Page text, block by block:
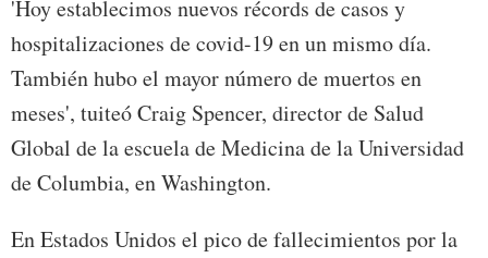
'Hoy establecimos nuevos récords de casos y
hospitalizaciones de covid-19 en un mismo día.
También hubo el mayor número de muertos en
meses', tuiteó Craig Spencer, director de Salud
Global de la escuela de Medicina de la Universidad
de Columbia, en Washington.
En Estados Unidos el pico de fallecimientos por la